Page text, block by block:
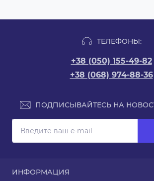
ТЕЛЕФОНЫ:
+38 (050) 155-49-82
+38 (068) 974-88-36
ПОДПИСЫВАЙТЕСЬ НА
ИНФОРМАЦИЯ